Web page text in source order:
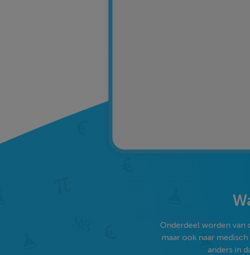
Onderdeel worden van
maar ook naar
anders in